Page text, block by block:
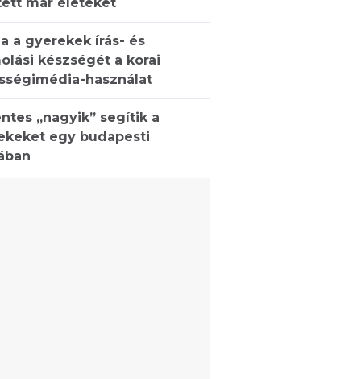
a gyerekek írás- és
készségét a korai
használat
„nagyik” segítik a
egy budapesti